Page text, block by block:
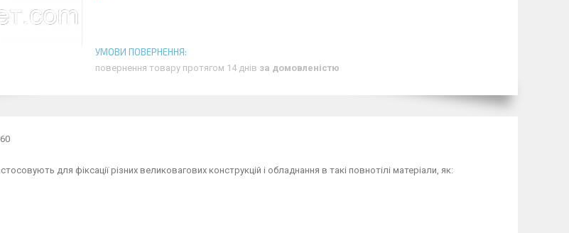
повернення товару протягом 14 днів за домовленістю
для фіксації різних великовагових конструкцій і обладнання в такі повнотілі матеріали, як: